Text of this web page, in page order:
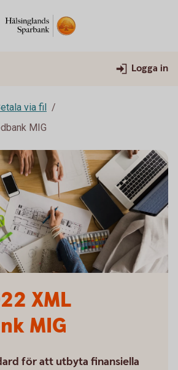
Logga in
via fil
MIG
XML
MIG
för att utbyta finansiella